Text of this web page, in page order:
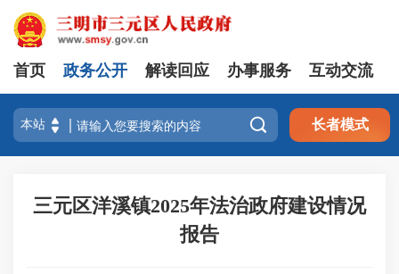
首页 政务公开 解读回应 办事服务 互动交流
 长者模式
三元区洋溪镇2025年法治政府建设情况
报告